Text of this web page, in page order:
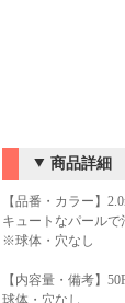
商品詳細
【品番・カラー】
キュートなパールで
※球体・穴なし
【内容量・備考】
球体・穴なし